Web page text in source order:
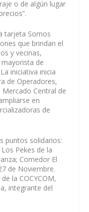
o de algún lugar
tarjeta Somos
que brindan el
y vecinas,
de
iniciativa inicia
de Operadores,
Central de
en
de
puntos solidarios:
Pekes de la
Comedor El
de Noviembre.
la COCYCOM,
integrante del